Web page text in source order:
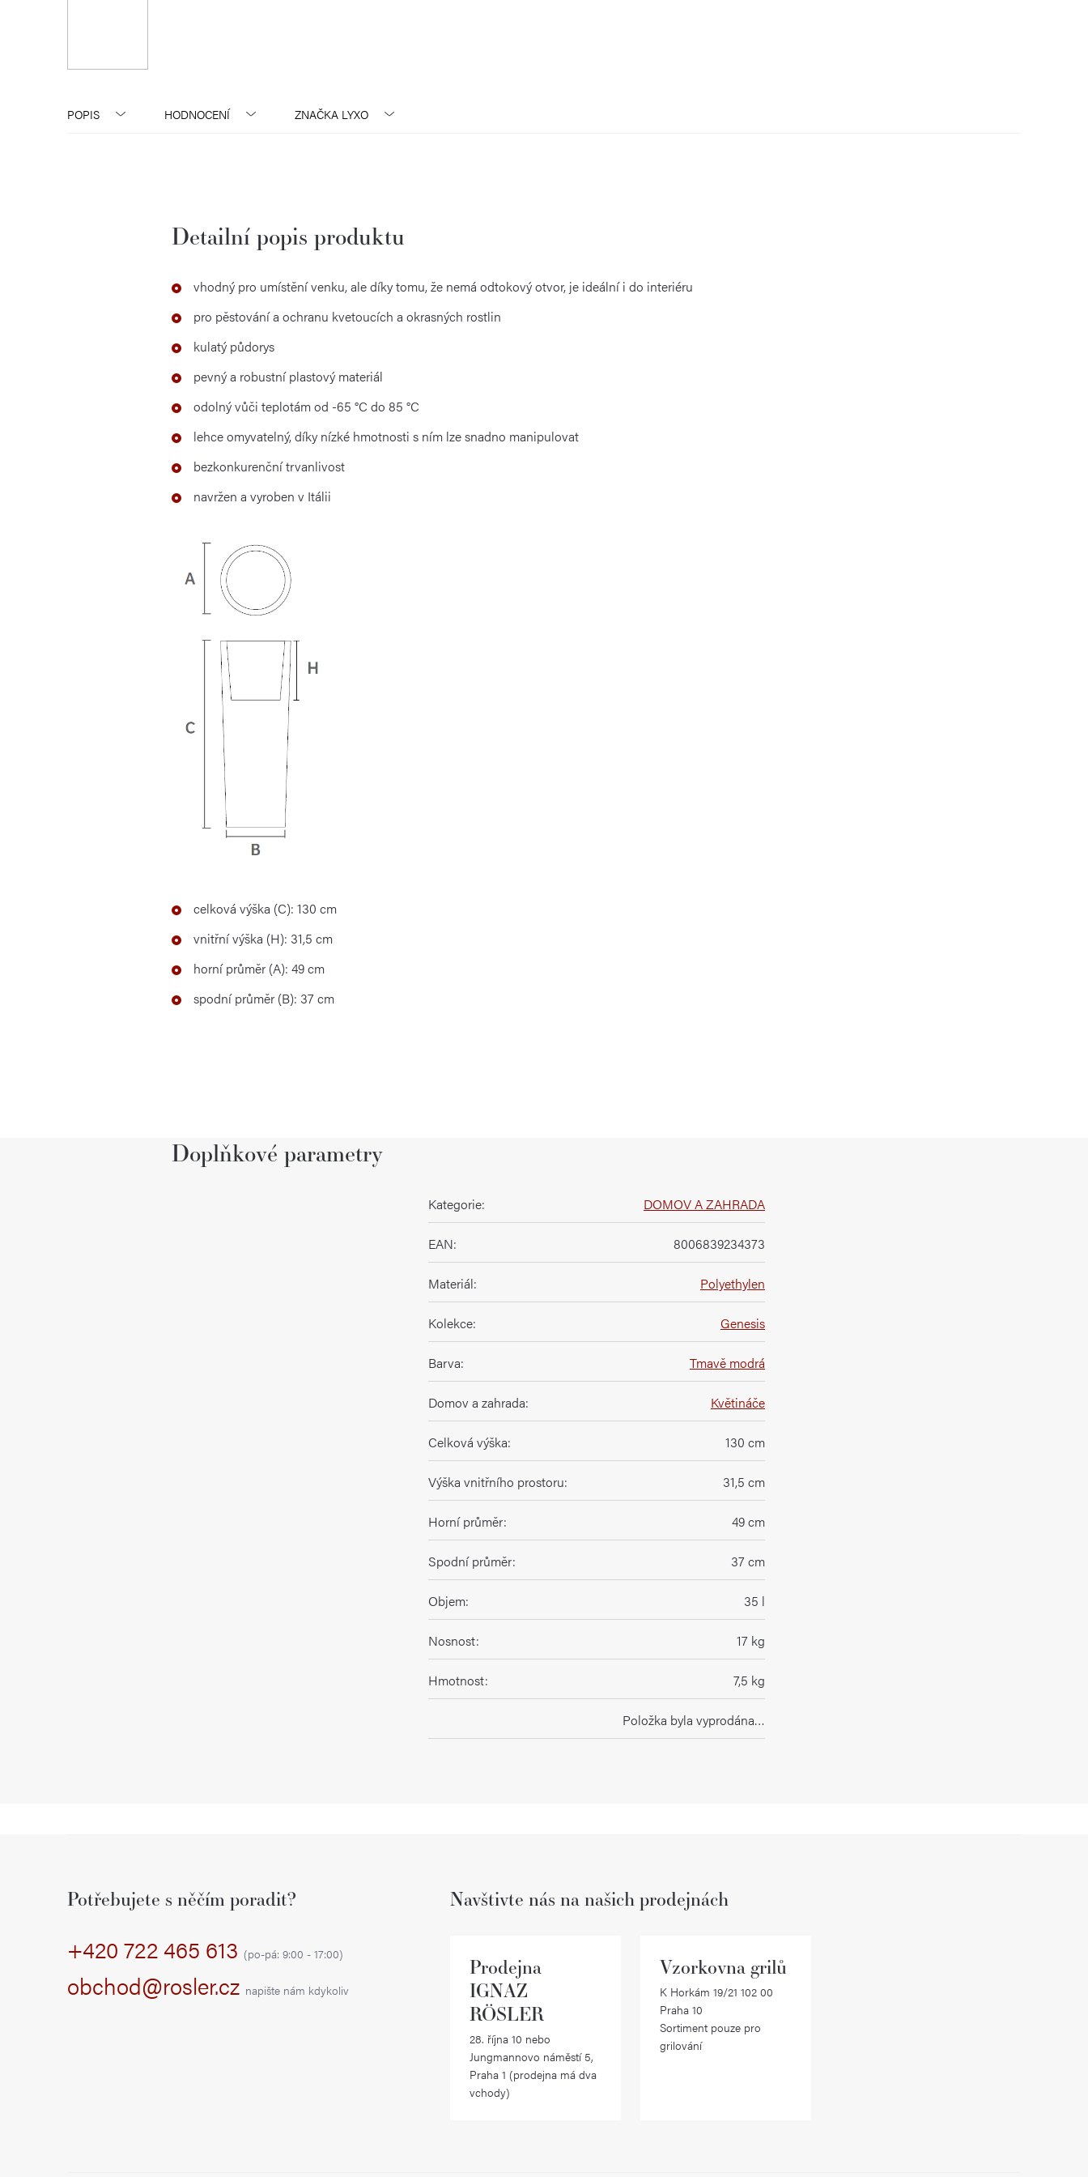
POPIS HODNOCENÍ ZNAČKA LYXO
Detailní popis produktu
vhodný pro umístění venku, ale díky tomu, že nemá odtokový otvor, je ideální i do interiéru
pro pěstování a ochranu kvetoucích a okrasných rostlin
kulatý půdorys
pevný a robustní plastový materiál
odolný vůči teplotám od -65 °C do 85 °C
lehce omyvatelný, díky nízké hmotnosti s ním lze snadno manipulovat
bezkonkurenční trvanlivost
navržen a vyroben v Itálii
celková výška (C): 130 cm
vnitřní výška (H): 31,5 cm
horní průměr (A): 49 cm
spodní průměr (B): 37 cm
Doplňkové parametry
Kategorie: DOMOV A ZAHRADA
EAN: 8006839234373
Materiál: Polyethylen
Kolekce: Genesis
Barva: Tmavě modrá
Domov a zahrada: Květináče
Celková výška: 130 cm
Výška vnitřního prostoru: 31,5 cm
Horní průměr: 49 cm
Spodní průměr: 37 cm
Objem: 35 l
Nosnost: 17 kg
Hmotnost: 7,5 kg
Položka byla vyprodána…
Potřebujete s něčím poradit?
+420 722 465 613 (po-pá: 9:00 - 17:00)
obchod@rosler.cz napište nám kdykoliv
Navštivte nás na našich prodejnách
Prodejna
IGNAZ
RÖSLER
28. října 10 nebo
Jungmannovo náměstí 5,
Praha 1 (prodejna má dva
vchody)
Vzorkovna grilů
K Horkám 19/21 102 00
Praha 10
Sortiment pouze pro
grilování